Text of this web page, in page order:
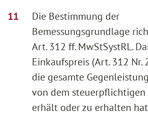
Die Bestimmung der
Bemessungsgrundlage
Art. 312 ff. MwStSystRL.
Einkaufspreis (Art. 312 Nr.
die gesamte
von dem
erhält oder zu erhalten